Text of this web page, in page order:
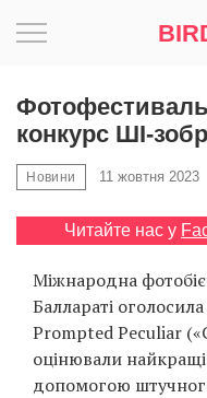
конкурс ШІ-
Новини 11 жовтня 2023
Читайте нас у
Міжнародна
Баллараті
Prompted Peculiar
оцінювали
допомогою